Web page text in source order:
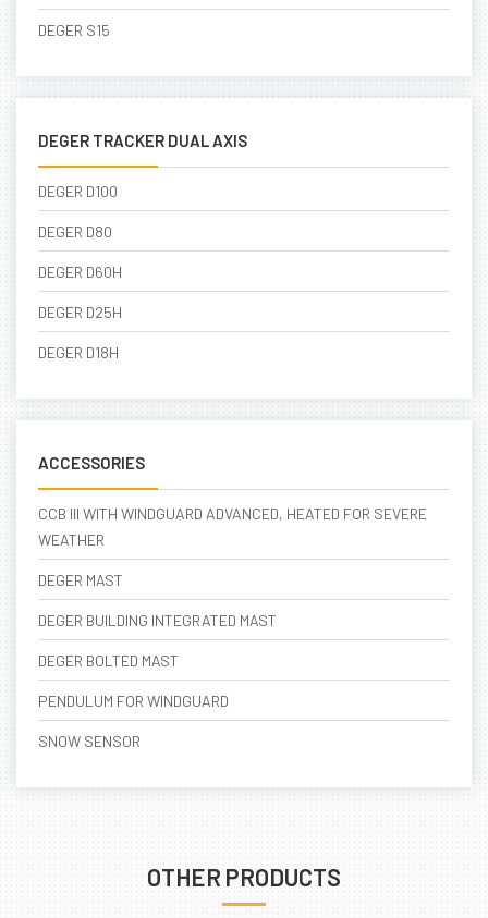
DEGER S15
DEGER TRACKER DUAL AXIS
DEGER D100
DEGER D80
DEGER D60H
DEGER D25H
DEGER D18H
ACCESSORIES
CCB III WITH WINDGUARD ADVANCED, HEATED FOR SEVERE
WEATHER
DEGER MAST
DEGER BUILDING INTEGRATED MAST
DEGER BOLTED MAST
PENDULUM FOR WINDGUARD
SNOW SENSOR
OTHER PRODUCTS